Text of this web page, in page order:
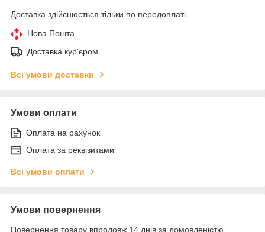
Доставка здійснюється тільки по передоплаті.
Нова Пошта
Доставка кур'єром
Всі умови доставки
Умови оплати
Оплата на рахунок
Оплата за реквізитами
Всі умови оплати
Умови повернення
Повернення товару впродовж 14 днів за домовленістю